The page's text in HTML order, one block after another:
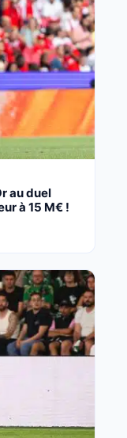
au duel
à 15 M€ !